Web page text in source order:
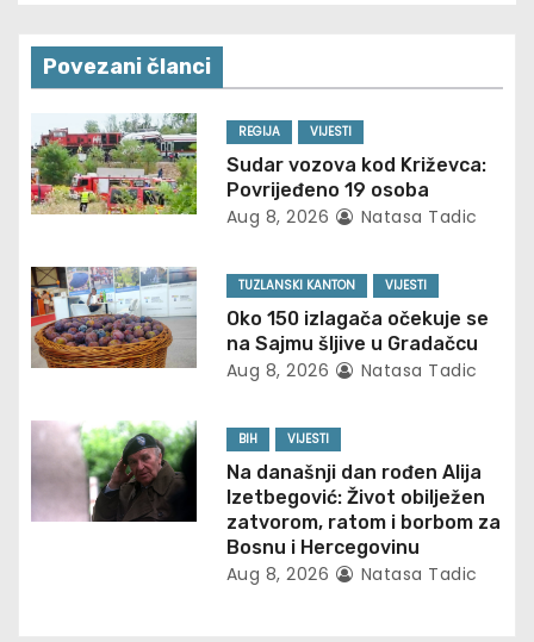
n
a
v
i
g
a
t
i
o
n
Povezani članci
REGIJA VIJESTI
Sudar vozova kod Križevca:
Povrijeđeno 19 osoba
Aug 8, 2026 Natasa Tadic
TUZLANSKI KANTON VIJESTI
Oko 150 izlagača očekuje se
na Sajmu šljive u Gradačcu
Aug 8, 2026 Natasa Tadic
BIH VIJESTI
Na današnji dan rođen Alija
Izetbegović: Život obilježen
zatvorom, ratom i borbom za
Bosnu i Hercegovinu
Aug 8, 2026 Natasa Tadic